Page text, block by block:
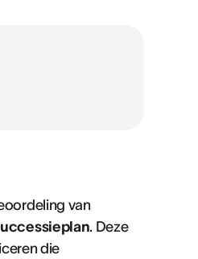
van
. Deze
die